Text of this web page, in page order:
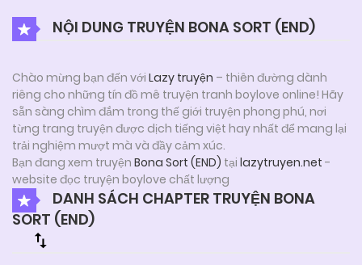
NỘI DUNG TRUYỆN BONA SORT (END)
Chào mừng bạn đến với Lazy truyện – thiên đường dành
riêng cho những tín đồ mê truyện tranh boylove online! Hãy
sẵn sàng chìm đắm trong thế giới truyện phong phú, nơi
từng trang truyện được dịch tiếng việt hay nhất để mang lại
trải nghiệm mượt mà và đầy cảm xúc.
Bạn đang xem truyện Bona Sort (END) tại lazytruyen.net -
website đọc truyện boylove chất lượng
DANH SÁCH CHAPTER TRUYỆN BONA
SORT (END)